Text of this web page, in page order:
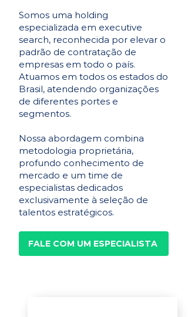
Somos uma holding
especializada em executive
search, reconhecida por elevar o
padrão de contratação de
empresas em todo o país.
Atuamos em todos os estados do
Brasil, atendendo organizações
de diferentes portes e
segmentos.
Nossa abordagem combina
metodologia proprietária,
profundo conhecimento de
mercado e um time de
especialistas dedicados
exclusivamente à seleção de
talentos estratégicos.
FALE COM UM ESPECIALISTA